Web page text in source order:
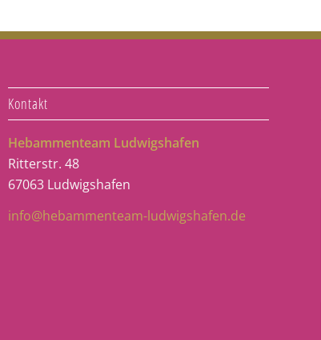
Kontakt
Hebammenteam Ludwigshafen
Ritterstr. 48
67063 Ludwigshafen
info@hebammenteam-ludwigshafen.de